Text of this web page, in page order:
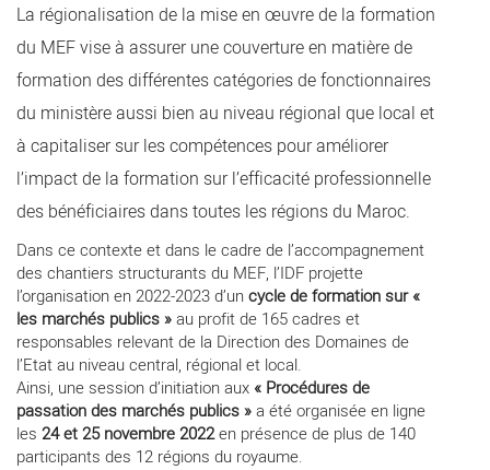
La régionalisation de la mise en œuvre de la formation
du MEF vise à assurer une couverture en matière de
formation des différentes catégories de fonctionnaires
du ministère aussi bien au niveau régional que local et
à capitaliser sur les compétences pour améliorer
l’impact de la formation sur l’efficacité professionnelle
des bénéficiaires dans toutes les régions du Maroc.
Dans ce contexte et dans le cadre de l’accompagnement
des chantiers structurants du MEF, l’IDF projette
l’organisation en 2022-2023 d’uncycle de formation sur «
les marchés publics »au profit de 165 cadres et
responsables relevant de la Direction des Domaines de
l’Etat au niveau central, régional et local.
Ainsi, une session d’initiation aux « Procédures de
passation des marchés publics »a été organisée en ligne
les 24 et 25 novembre 2022en présence de plus de 140
participants des 12 régions du royaume.